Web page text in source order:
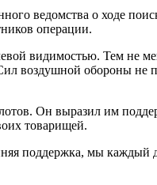
ведомства о ходе
операции.
видимостью. Тем не
воздушной обороны
Он выразил им
товарищей.
поддержка, мы каждый